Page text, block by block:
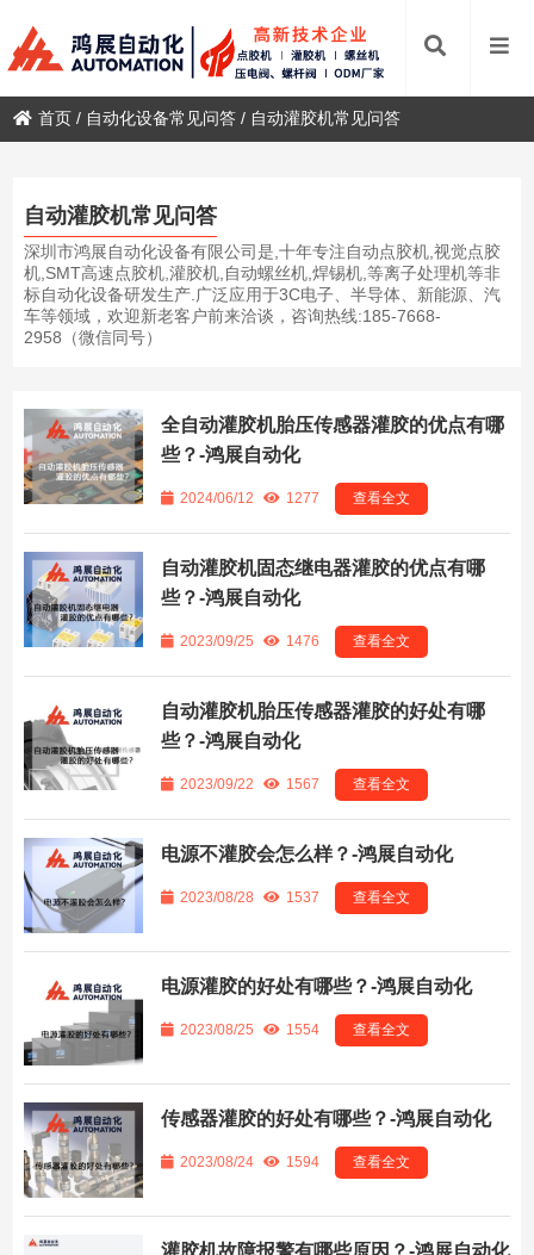
首页 / 自动化设备常见问答 / 自动灌胶机常见问答
自动灌胶机常见问答
深圳市鸿展自动化设备有限公司是,十年专注自动点胶机,视觉点胶
机,SMT高速点胶机,灌胶机,自动螺丝机,焊锡机,等离子处理机等非
标自动化设备研发生产.广泛应用于3C电子、半导体、新能源、汽
车等领域，欢迎新老客户前来洽谈，咨询热线:185-7668-
2958（微信同号）
全自动灌胶机胎压传感器灌胶的优点有哪
些？-鸿展自动化
2024/06/12 1277 查看全文
自动灌胶机固态继电器灌胶的优点有哪
些？-鸿展自动化
2023/09/25 1476 查看全文
自动灌胶机胎压传感器灌胶的好处有哪
些？-鸿展自动化
2023/09/22 1567 查看全文
电源不灌胶会怎么样？-鸿展自动化
2023/08/28 1537 查看全文
电源灌胶的好处有哪些？-鸿展自动化
2023/08/25 1554 查看全文
传感器灌胶的好处有哪些？-鸿展自动化
2023/08/24 1594 查看全文
灌胶机故障报警有哪些原因？-鸿展自动化